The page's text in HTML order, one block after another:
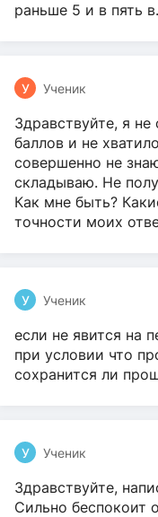
раньше 5 и в пять
У Ученик
Здравствуйте, я
баллов и не
совершенно не
складываю. Не
Как мне быть?
точности моих
У Ученик
если не явится на
при условии что
сохранится ли
У Ученик
Здравствуйте,
Сильно беспокоит